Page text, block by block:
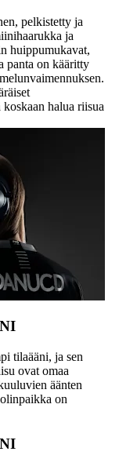
pelkistetty ja
ja
huippumukavat,
panta on kääritty
halua riisua
tilaääni, ja sen
ovat omaa
äänten
on